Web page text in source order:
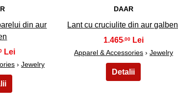
din aur
› Jewelry
DAAR
Lant cu cruciulite din aur galben
1.465,00
Apparel & Accessories› Jewelry